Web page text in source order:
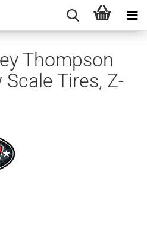
Thompson
Tires, Z-